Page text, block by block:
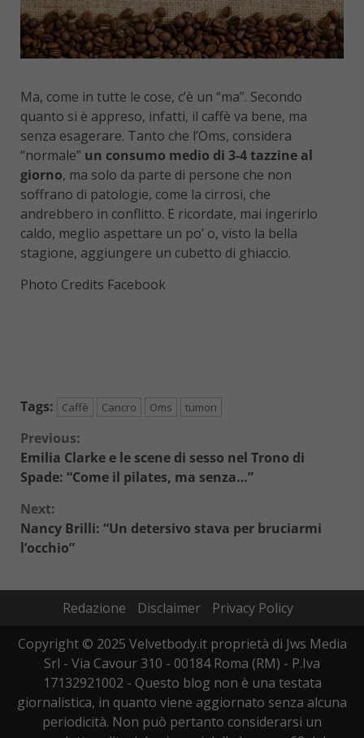
Ma, come in tutte le cose, c’è un “ma”. Secondo
quanto si è appreso, infatti, il caffè va bene, ma
senza esagerare. Tanto che l’Oms, considera
“normale” un consumo medio di 3-4 tazzine al
giorno, ma solo da parte di persone che non
soffrano di patologie, come la cirrosi, che
andrebbero in conflitto. E ricordate, mai ingerirlo
caldo, meglio aspettare un po’ o, visto la bella
stagione, aggiungere un cubetto di ghiaccio.
Photo Credits Facebook
Tags: Caffè Cancro Oms tumori
Continue
Reading
Previous:
Emilia Clarke e le scene di sesso nel Trono di
Spade: “Come il pilates, ma senza…”
Next:
Nancy Brilli: “Un detersivo stava per bruciarmi
l’occhio”
Redazione Disclaimer
Privacy Policy
Copyright © 2025 Velvetbody.it proprietà di Jws Media
Srl - Via Cavour 310 - 00184 Roma (RM) - P.Iva
17132921002 - Questo blog non è una testata
giornalistica, in quanto viene aggiornato senza alcuna
periodicità. Non può pertanto considerarsi un